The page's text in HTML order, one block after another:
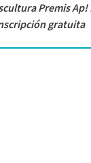
Premis Ap!
gratuita